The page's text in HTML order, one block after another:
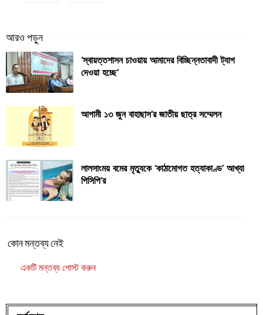
‘স্বায়ত্তশাসন চাওয়ায় আমাদের বিচ্ছিন্নতাবাদী ট্যাগ
দেওয়া হচ্ছে’
আগামী ১৩ জুন বাহাছাস’র জাতীয় ছাত্র সম্মেলন
লালসাংময় বমের মৃত্যুকে ‘কাঠামোগত হত্যাকাণ্ড’ আখ্যা
পিসিপি’র
কোন মন্তব্য নেই
একটি মন্তব্য পোস্ট করুন